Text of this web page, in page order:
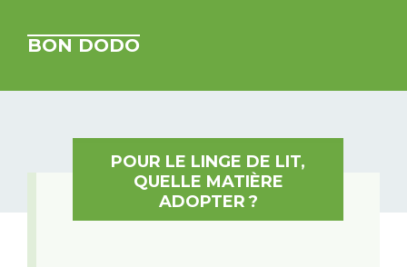
BON DODO
POUR LE LINGE DE LIT,
QUELLE MATIÈRE
ADOPTER ?